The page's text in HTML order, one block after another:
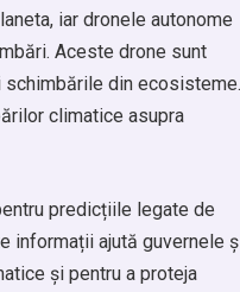
iar dronele autonome
Aceste drone sunt
din ecosisteme.
climatice asupra
predicțiile legate de
informații ajută guvernele
și pentru a proteja